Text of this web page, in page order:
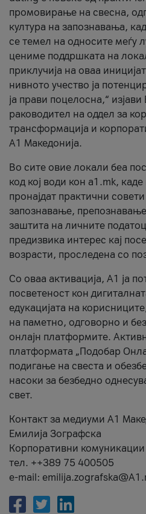
промовирање на свесна,
култура на запознавања,
се темел на односите меѓу
цениме поддршката на
приклучија на оваа
нивното учество ја
ја прави поцелосна,“
раководител на оддел за
трансформација и
А1 Македонија.
Во сите овие локали беа
код кој води кон a1.mk,
пронајдат практични
запознавање,
заштита на личните
предизвика интерес кај
возрасти, проследена со
Со оваа активација, А1 ја
посветеност кон
едукацијата на
на паметно, одговорно и
онлајн платформите.
платформата „Подобар
подигање на свеста и
насоки за безбедно
свет.
Контакт за медиуми А1
Емилија Зографска
Корпоративни комуникации
тел. ++389 75 400505
e-mail: